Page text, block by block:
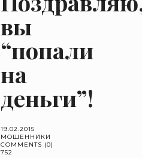
вы
“попали
на
деньги”!
19.02.2015
МОШЕННИКИ
COMMENTS (0)
752